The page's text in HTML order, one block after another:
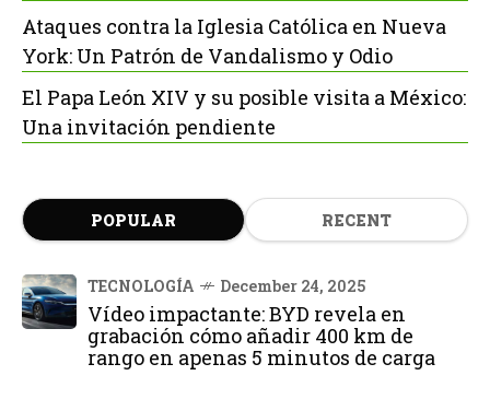
Ataques contra la Iglesia Católica en Nueva
York: Un Patrón de Vandalismo y Odio
El Papa León XIV y su posible visita a México:
Una invitación pendiente
POPULAR RECENT
TECNOLOGÍA December 24, 2025
Vídeo impactante: BYD revela en
grabación cómo añadir 400 km de
rango en apenas 5 minutos de carga